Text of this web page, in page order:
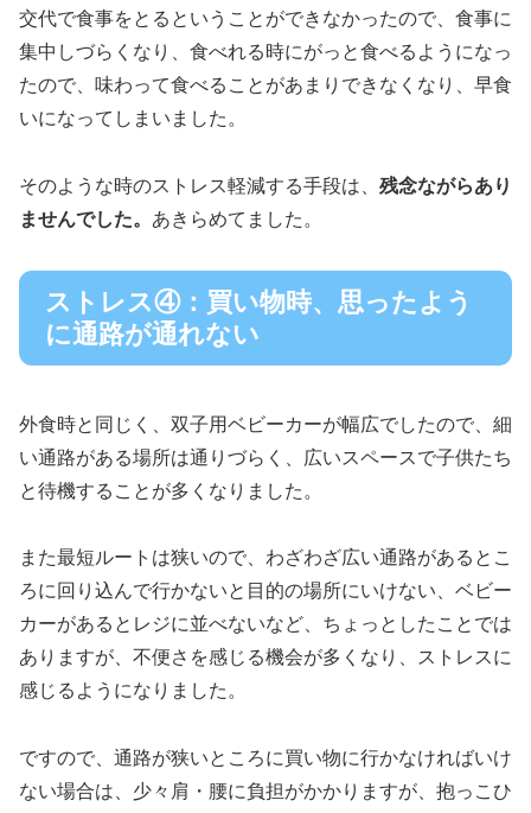
交代で食事をとるということができなかったので、食事に
集中しづらくなり、食べれる時にがっと食べるようになっ
たので、味わって食べることがあまりできなくなり、早食
いになってしまいました。
そのような時のストレス軽減する手段は、 残念ながらあり
ませんでした。 あきらめてました。
ストレス④：買い物時、思ったよう
に通路が通れない
外食時と同じく、双子用ベビーカーが幅広でしたので、細
い通路がある場所は通りづらく、広いスペースで子供たち
と待機することが多くなりました。
また最短ルートは狭いので、わざわざ広い通路があるとこ
ろに回り込んで行かないと目的の場所にいけない、ベビー
カーがあるとレジに並べないなど、ちょっとしたことでは
ありますが、不便さを感じる機会が多くなり、ストレスに
感じるようになりました。
ですので、通路が狭いところに買い物に行かなければいけ
ない場合は、少々肩・腰に負担がかかりますが、抱っこひ